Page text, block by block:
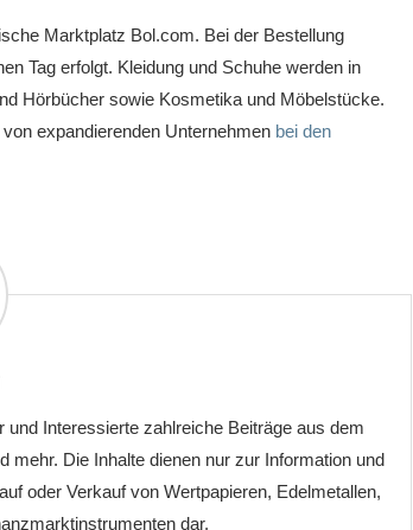
Marktplatz Bol.com. Bei der Bestellung
Tag erfolgt. Kleidung und Schuhe werden in
Hörbücher sowie Kosmetika und Möbelstücke.
expandierenden Unternehmen bei den
Interessierte zahlreiche Beiträge aus dem
Die Inhalte dienen nur zur Information und
oder Verkauf von Wertpapieren, Edelmetallen,
dar.